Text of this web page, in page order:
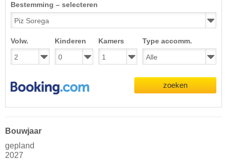
Bestemming – selecteren
Volw. Kinderen Kamers Type accomm.
zoeken
Bouwjaar
gepland
2027